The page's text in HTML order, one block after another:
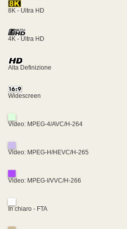
8K - Ultra HD
4K - Ultra HD
Alta Definizione
Widescreen
Video: MPEG-4/AVC/H-264
Video: MPEG-H/HEVC/H-265
Video: MPEG-I/VVC/H-266
In chiaro - FTA